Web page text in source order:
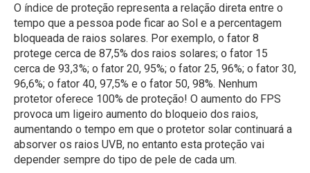
O índice de proteção representa a relação direta entre o
tempo que a pessoa pode ficar ao Sol e a percentagem
bloqueada de raios solares. Por exemplo, o fator 8
protege cerca de 87,5% dos raios solares; o fator 15
cerca de 93,3%; o fator 20, 95%; o fator 25, 96%; o fator 30,
96,6%; o fator 40, 97,5% e o fator 50, 98%. Nenhum
protetor oferece 100% de proteção! O aumento do FPS
provoca um ligeiro aumento do bloqueio dos raios,
aumentando o tempo em que o protetor solar continuará a
absorver os raios UVB, no entanto esta proteção vai
depender sempre do tipo de pele de cada um.